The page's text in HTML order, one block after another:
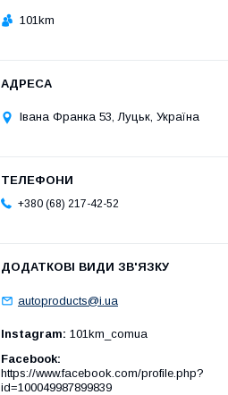
101km
Івана Франка 53, Луцьк, Україна
+380 (68) 217-42-52
autoproducts@i.ua
Instagram 101km_comua
Facebook
https://www.facebook.com/profile.php?
id=100049987899839